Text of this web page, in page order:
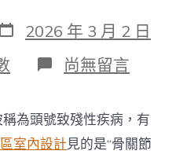
發
表
2026 年 3 月 2 日
在
〈我
患
者
已
尚無留言
為頭號致殘性疾病，有
室內設計見的是“骨關節